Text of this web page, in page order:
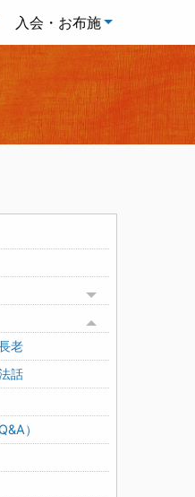
入会・お布施
Toggle menu
Toggle menu
老
話
）